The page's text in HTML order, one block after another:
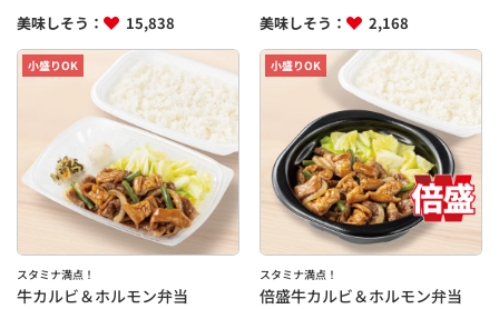
美味しそう： 15,838 美味しそう： 2,168
小盛りOK
スタミナ満点！
牛カルビ＆ホルモン弁当
小盛りOK
スタミナ満点！
倍盛牛カルビ＆ホルモン弁当